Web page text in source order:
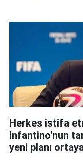
Herkes istifa
Infantino'nun
yeni planı